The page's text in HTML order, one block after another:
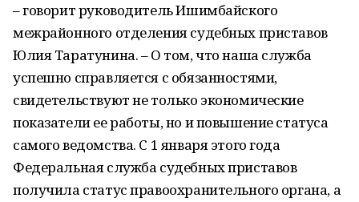
– говорит руководитель Ишимбайского
межрайонного отделения судебных приставов
Юлия Таратунина. – О том, что наша служба
успешно справляется с обязанностями,
свидетельствуют не только экономические
показатели ее работы, но и повышение статуса
самого ведомства. С 1 января этого года
Федеральная служба судебных приставов
получила статус правоохранительного органа, а